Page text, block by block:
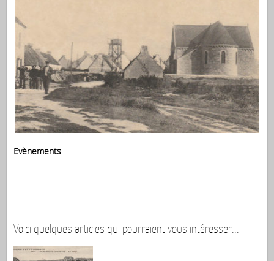
Evènements
Voici quelques articles qui pourraient vous intéresser...